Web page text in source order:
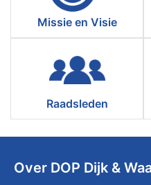
Missie en Visie
Raadsleden
Over DOP Dijk &